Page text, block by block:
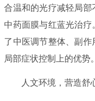
合温和的光疗减轻局
中药面膜与红蓝光治
了中医调节整体、副
局部症状控制上的优势。
人文环境，营造舒